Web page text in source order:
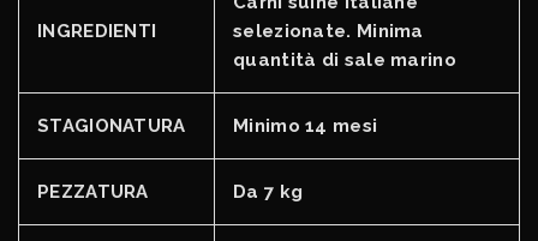
INGREDIENTI
selezionate. Minima
quantità di sale marino
STAGIONATURA Minimo 14 mesi
PEZZATURA Da 7 kg